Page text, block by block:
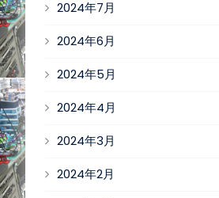
2024年7月
2024年6月
2024年5月
2024年4月
2024年3月
2024年2月